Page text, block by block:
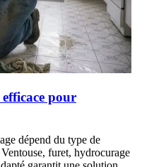
pour
dépend du type de
furet, hydrocurage